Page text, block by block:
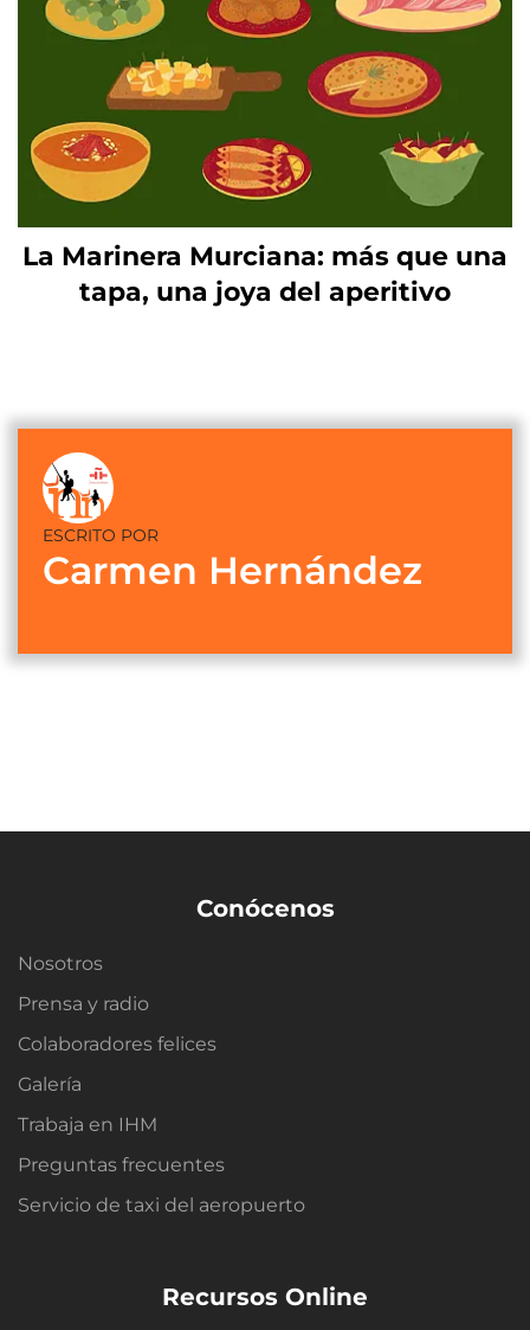
La Marinera Murciana: más que una
tapa, una joya del aperitivo
ESCRITO POR
Carmen Hernández
Conócenos
Nosotros
Prensa y radio
Colaboradores felices
Galería
Trabaja en IHM
Preguntas frecuentes
Servicio de taxi del aeropuerto
Recursos Online